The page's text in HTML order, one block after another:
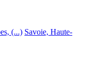
(...) Savoie, Haute-